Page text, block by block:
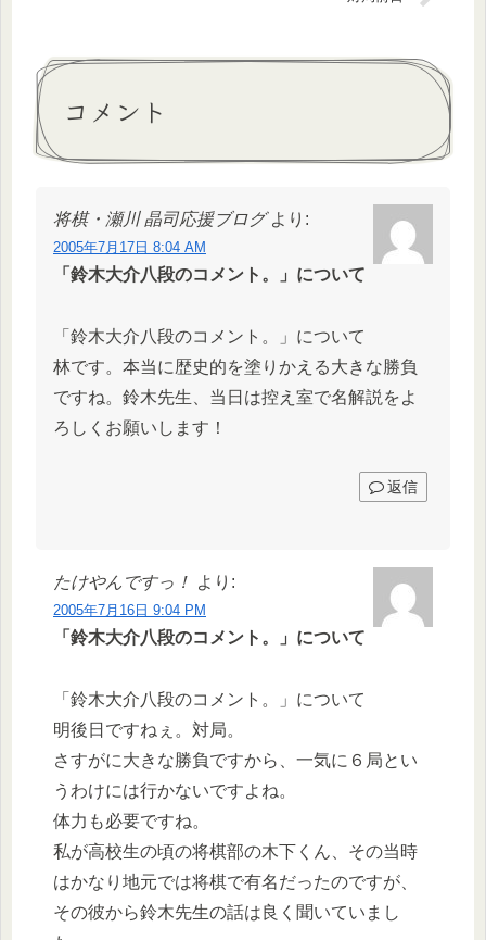
コメント
将棋・瀬川 晶司応援ブログ より:
2005年7月17日 8:04 AM
「鈴木大介八段のコメント。」について
「鈴木大介八段のコメント。」について
林です。本当に歴史的を塗りかえる大きな勝負
ですね。鈴木先生、当日は控え室で名解説をよ
ろしくお願いします！
返信
たけやんですっ！ より:
2005年7月16日 9:04 PM
「鈴木大介八段のコメント。」について
「鈴木大介八段のコメント。」について
明後日ですねぇ。対局。
さすがに大きな勝負ですから、一気に６局とい
うわけには行かないですよね。
体力も必要ですね。
私が高校生の頃の将棋部の木下くん、その当時
はかなり地元では将棋で有名だったのですが、
その彼から鈴木先生の話は良く聞いていまし